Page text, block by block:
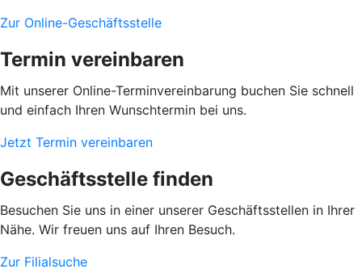
Zur Online-Geschäftsstelle
Termin vereinbaren
Mit unserer Online-Terminvereinbarung buchen Sie schnell
und einfach Ihren Wunschtermin bei uns.
Jetzt Termin vereinbaren
Geschäftsstelle finden
Besuchen Sie uns in einer unserer Geschäftsstellen in Ihrer
Nähe. Wir freuen uns auf Ihren Besuch.
Zur Filialsuche